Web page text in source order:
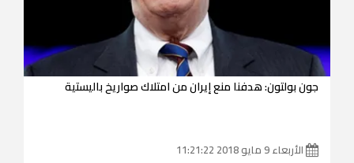
جون بولتون: هدفنا منع إيران من امتلاك صواريخ باليستية
الأربعاء 9 مايو 2018 11:21:22